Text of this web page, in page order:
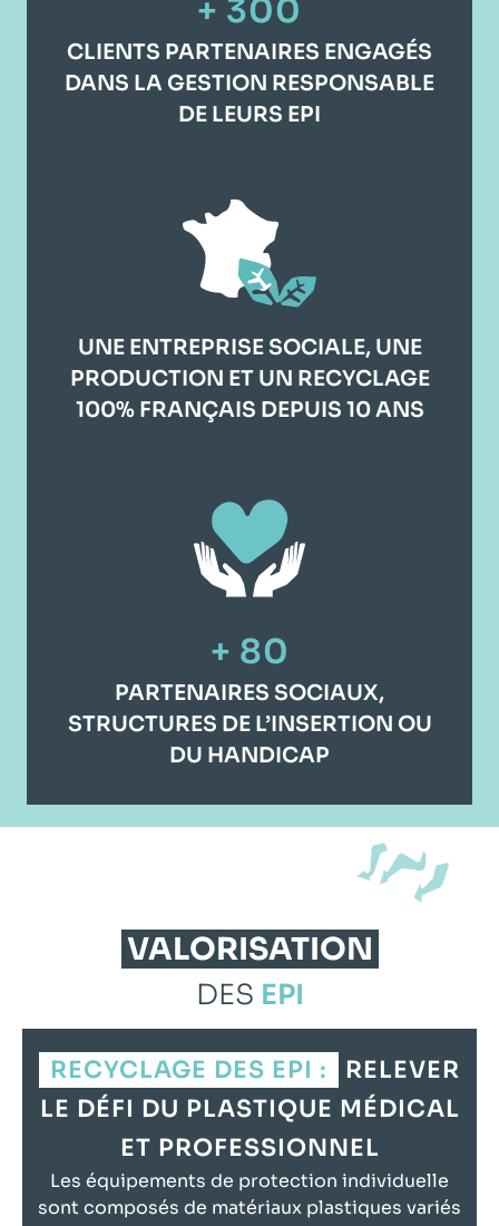
+ 300
CLIENTS PARTENAIRES ENGAGÉS
DANS LA GESTION RESPONSABLE
DE LEURS EPI
UNE ENTREPRISE SOCIALE, UNE
PRODUCTION ET UN RECYCLAGE
100% FRANÇAIS DEPUIS 10 ANS
+ 80
PARTENAIRES SOCIAUX,
STRUCTURES DE L’INSERTION OU
DU HANDICAP
VALORISATION
DES EPI
RECYCLAGE DES EPI :
RELEVER
LE DÉFI DU PLASTIQUE MÉDICAL
ET PROFESSIONNEL
Les équipements de protection individuelle
sont composés de matériaux plastiques variés